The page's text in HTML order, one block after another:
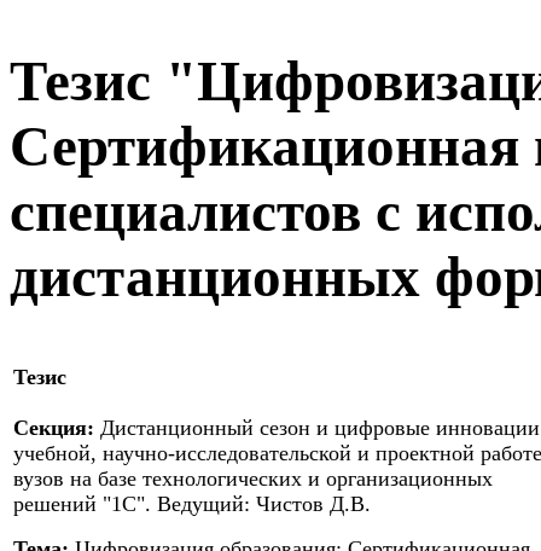
Тезис
Сертификационная
специалистов с
дистанционных
Тезис
Секция: Дистанционный сезон и цифровые
учебной, научно-исследовательской и проектной работе
вузов на базе технологических и организационных
решений "1С". Ведущий: Чистов Д.В.